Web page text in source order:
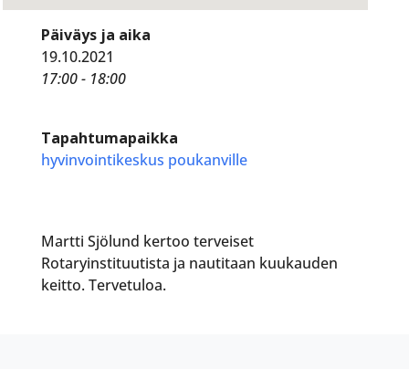
Päiväys ja aika
19.10.2021
17:00 - 18:00
Tapahtumapaikka
hyvinvointikeskus poukanville
Martti Sjölund kertoo terveiset
Rotaryinstituutista ja nautitaan kuukauden
keitto. Tervetuloa.